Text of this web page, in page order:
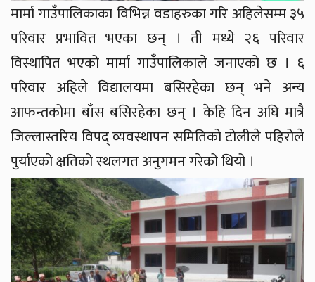
मार्मा गाउँपालिकाका विभिन्न वडाहरुका गरि अहिलेसम्म ३५
परिवार प्रभावित भएका छन् । ती मध्ये २६ परिवार
विस्थापित भएको मार्मा गाउँपालिकाले जनाएको छ । ६
परिवार अहिले विद्यालयमा बसिरहेका छन् भने अन्य
आफन्तकोमा बाँस बसिरहेका छन् । केहि दिन अघि मात्रै
जिल्लास्तरिय विपद् व्यवस्थापन समितिको टोलीले पहिरोले
पुर्याएको क्षतिको स्थलगत अनुगमन गरेको थियो ।